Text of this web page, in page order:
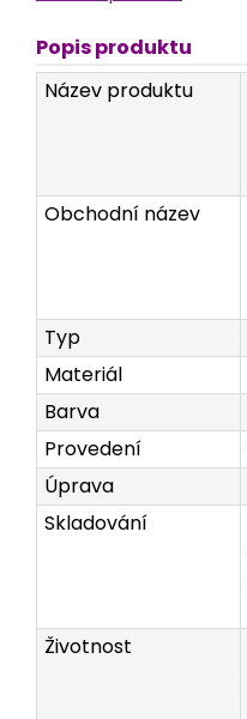
Popis produktu
Název produktu
Obchodní název
Typ
Materiál
Barva
Provedení
Úprava
Skladování
Životnost